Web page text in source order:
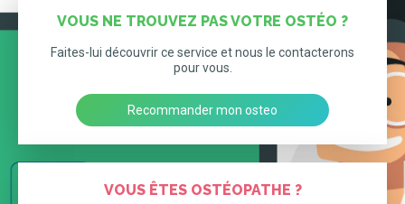
VOUS NE TROUVEZ PAS VOTRE OSTÉO ?
Faites-lui découvrir ce service et nous le contacterons
pour vous.
Recommander mon osteo
VOUS ÊTES OSTÉOPATHE ?